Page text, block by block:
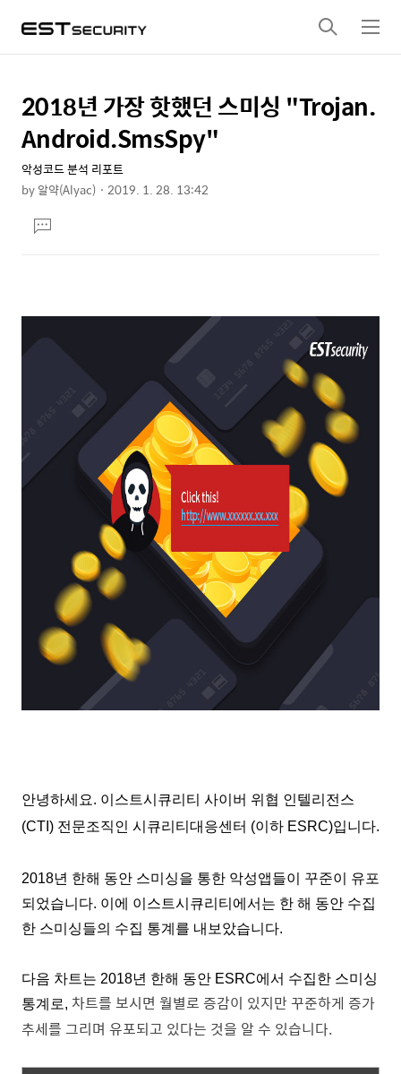
검
색
메
뉴
상
세
컨
텐
본
문
제
목
2018년 가장 핫했던 스미싱 "Trojan.
Android.SmsSpy"
악성코드 분석 리포트
by알약(Alyac) 2019. 1. 28. 13:42
문댓
글
안녕하세요. 이스트시큐리티 사이버 위협 인텔리전스
(CTI) 전문조직인 시큐리티대응센터 (이하 ESRC)입니다.
2018년 한해 동안 스미싱을 통한 악성앱들이 꾸준이 유포
되었습니다. 이에 이스트시큐리티에서는 한 해 동안 수집
한 스미싱들의 수집 통계를 내보았습니다.
다음 차트는 2018년 한해 동안 ESRC에서 수집한 스미싱
통계로, 차트를 보시면 월별로 증감이 있지만 꾸준하게 증가
추세를 그리며 유포되고 있다는 것을 알 수 있습니다.